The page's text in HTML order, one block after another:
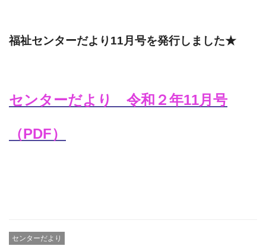
福祉センターだより11月号を発行しました★
センターだより 令和２年11月号
（PDF）
センターだより